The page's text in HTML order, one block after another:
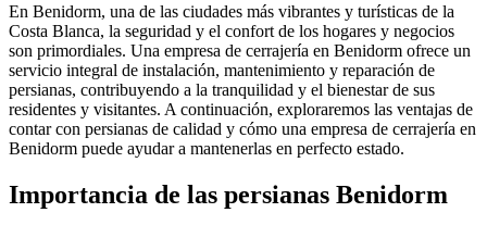
En Benidorm, una de las ciudades más vibrantes y turísticas de la
Costa Blanca, la seguridad y el confort de los hogares y negocios
son primordiales. Una empresa de cerrajería en Benidorm ofrece un
servicio integral de instalación, mantenimiento y reparación de
persianas, contribuyendo a la tranquilidad y el bienestar de sus
residentes y visitantes. A continuación, exploraremos las ventajas de
contar con persianas de calidad y cómo una empresa de cerrajería en
Benidorm puede ayudar a mantenerlas en perfecto estado.
Importancia de las persianas Benidorm